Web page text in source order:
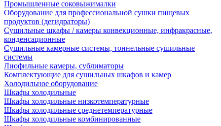
Промышленные соковыжималки
Оборудование для профессиональной сушки пищевых
продуктов (дегидраторы)
Сушильные шкафы / камеры конвекционные, инфракрасные,
конденсационные
Сушильные камерные системы, тоннельные сушильные
системы
Лиофильные камеры, сублиматоры
Комплектующие для сушильных шкафов и камер
Холодильное оборудование
Шкафы холодильные
Шкафы холодильные низкотемпературные
Шкафы холодильные среднетемпературные
Шкафы холодильные комбинированные